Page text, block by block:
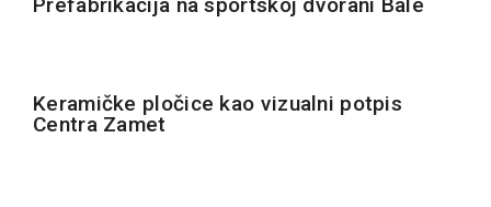
Prefabrikacija na sportskoj dvorani Bale
Keramičke pločice kao vizualni potpis
Centra Zamet